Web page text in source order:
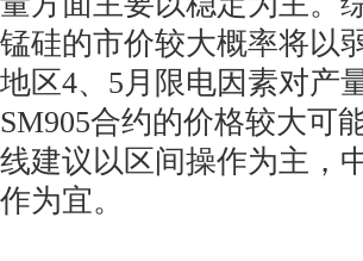
锰硅的市价较大概率将以
地区4、5月限电因素对产
SM905合约的价格较大可
线建议以区间操作为主，
作为宜。